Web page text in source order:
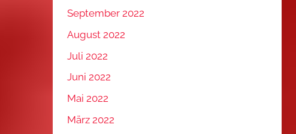
September 2022
August 2022
Juli 2022
Juni 2022
Mai 2022
März 2022